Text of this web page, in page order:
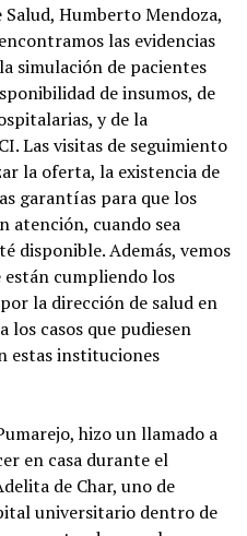
Humberto Mendoza,
las evidencias
simulación de pacientes
de insumos, de
y de la
Las visitas de seguimiento
la oferta, la existencia de
garantías para que los
atención, cuando sea
disponible. Además, vemos
están cumpliendo los
la dirección de salud en
los casos que pudiesen
estas instituciones
hizo un llamado a
en casa durante el
de Char, uno de
universitario dentro de